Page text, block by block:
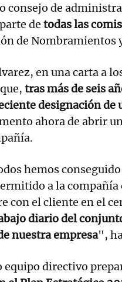
consejo de
de todas las
de Nombramientos
en una carta a
tras más de seis
designación de
ahora de abrir
hemos
a la
con el cliente en el
diario del
nuestra empresa",
equipo directivo